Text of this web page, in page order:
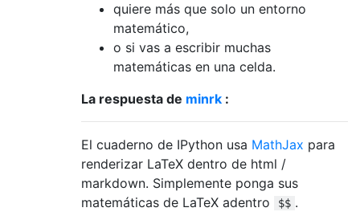
quiere más que solo un entorno
matemático,
o si vas a escribir muchas
matemáticas en una celda.
La respuesta de minrk :
El cuaderno de IPython usa MathJax para
renderizar LaTeX dentro de html /
markdown. Simplemente ponga sus
matemáticas de LaTeX adentro
$$ .